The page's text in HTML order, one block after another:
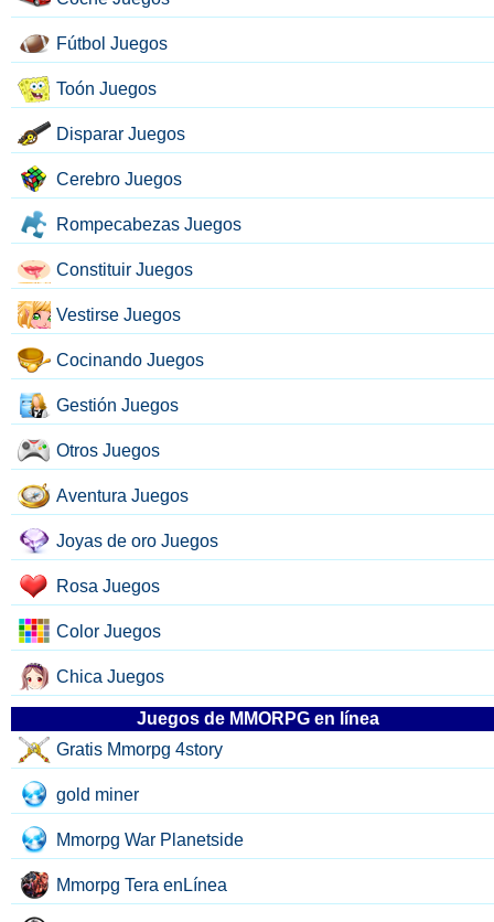
Fútbol Juegos
Toón Juegos
Disparar Juegos
Cerebro Juegos
Rompecabezas Juegos
Constituir Juegos
Vestirse Juegos
Cocinando Juegos
Gestión Juegos
Otros Juegos
Aventura Juegos
Joyas de oro Juegos
Rosa Juegos
Color Juegos
Chica Juegos
Juegos de MMORPG en línea
Gratis Mmorpg 4story
gold miner
Mmorpg War Planetside
Mmorpg Tera enLínea